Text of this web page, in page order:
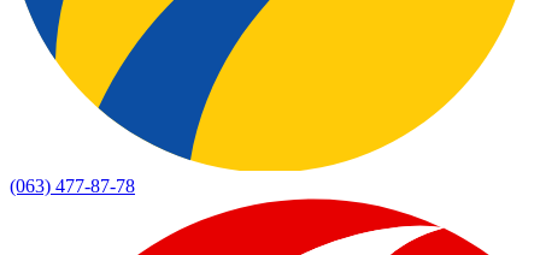
(063) 477-87-78